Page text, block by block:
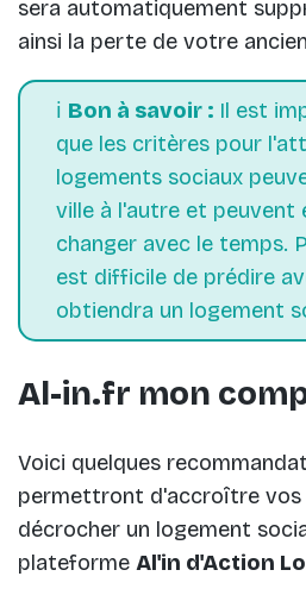
sera automatiquement
ainsi la perte de votre
ℹ️ Bon à savoir : Il est
que les critères pour
logements sociaux
ville à l'autre et peuvent
changer avec le temps.
est difficile de prédire
obtiendra un logement
Al-in.fr mon
Voici quelques
permettront d'accroître vos
décrocher un logement
plateforme Al'in d'Action